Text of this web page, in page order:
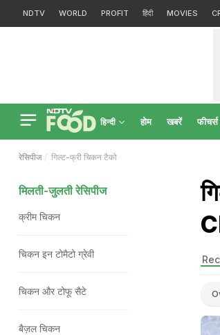
NDTV WORLD PROFIT हिंदी MOVIES
हिन्दी होम खबरें फीचर्स
रेसिपीज गिल्ट-फ्री चिकन टैको
मिलती-जुलती रेसिपीज
क्रीम चिकन
चिकन इन टोमैटो ग्रेवी
चिकन और टोफू सैटे
बैज़ल चिकन